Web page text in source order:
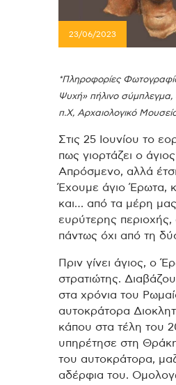
23/06/2023
*Πληροφορίες
Ψυχή» πήλινο σύμπλεγμα,
π.Χ, Αρχαιολογικό
Στις 25 Ιουνίου το
πως γιορτάζει ο
Απρόσμενο, αλλά έτσι
Έχουμε άγιο Έρωτα,
και… από τα μέρη
ευρύτερης περιοχής,
πάντως όχι από τη
Πριν γίνει άγιος, ο
στρατιώτης.
στα χρόνια του
αυτοκράτορα
κάπου στα τέλη του
υπηρέτησε στη
του αυτοκράτορα,
αδέρφια του.